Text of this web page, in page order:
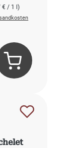
€ / 1 l)